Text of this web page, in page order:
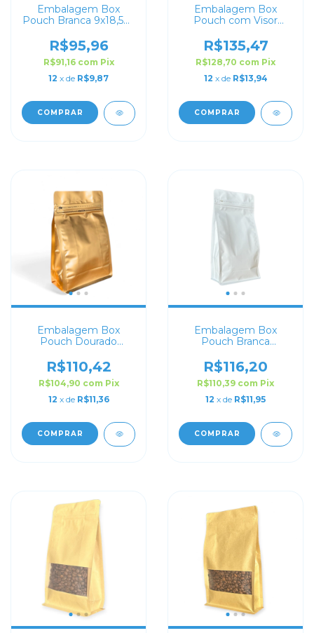
Embalagem Box
Pouch Branca 9x18,5+5
R$95,96
R$91,16 com Pix
12 x de R$9,87
COMPRAR
Embalagem Box
Pouch com Visor
Zip Lock
R$135,47
R$128,70 com Pix
12 x de R$13,94
COMPRAR
Embalagem Box
Pouch Dourado
R$110,42
R$104,90 com Pix
12 x de R$11,36
COMPRAR
Embalagem Box
Pouch Branca
Lock
R$116,20
R$110,39 com Pix
12 x de R$11,95
COMPRAR